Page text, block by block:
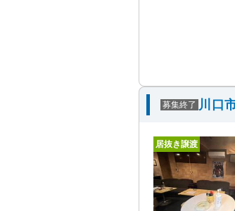
募集終了 川口
居抜き譲渡